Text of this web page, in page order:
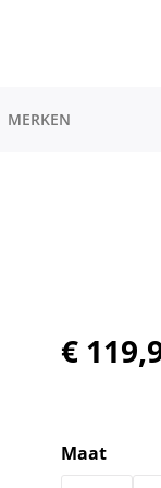
MERKEN
Normale prijs:
€
Selecteer
Maat